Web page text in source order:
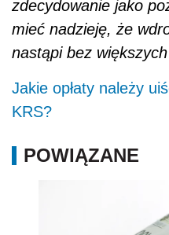
zdecydowanie jako
mieć nadzieję, że
nastąpi bez
Jakie opłaty należy
KRS?
POWIĄZANE